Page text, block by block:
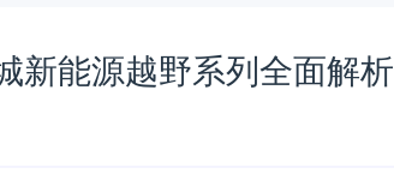
新能源越野系列全面解析